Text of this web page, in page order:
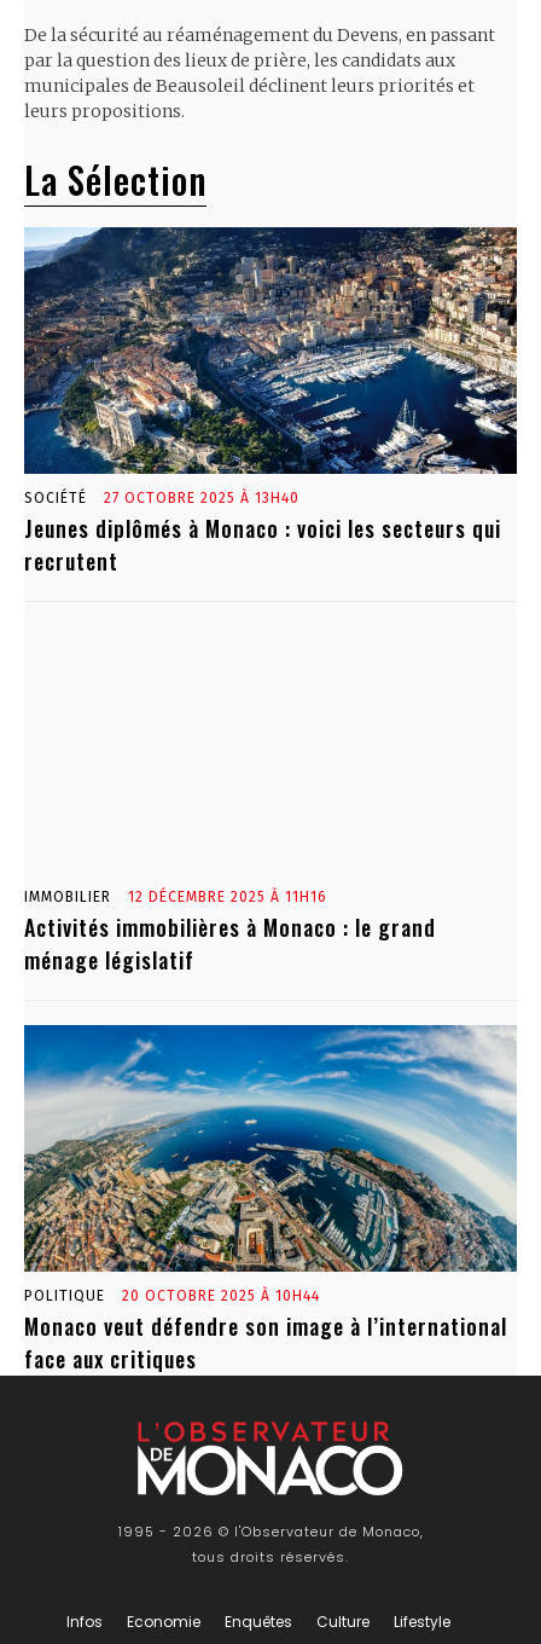
De la sécurité au réaménagement du Devens, en passant
par la question des lieux de prière, les candidats aux
municipales de Beausoleil déclinent leurs priorités et
leurs propositions.
La Sélection
SOCIÉTÉ 27 OCTOBRE 2025 À 13H40
Jeunes diplômés à Monaco : voici les secteurs qui
recrutent
IMMOBILIER 12 DÉCEMBRE 2025 À 11H16
Activités immobilières à Monaco : le grand
ménage législatif
POLITIQUE 20 OCTOBRE 2025 À 10H44
Monaco veut défendre son image à l’international
face aux critiques
1995 - 2026 © l'Observateur de Monaco,
tous droits réservés.
Infos Economie Enquêtes Culture Lifestyle